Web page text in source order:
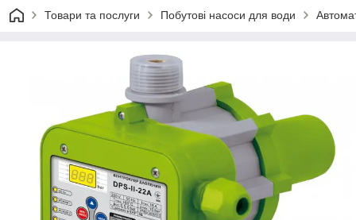
Товари та послуги Побутові насоси для води